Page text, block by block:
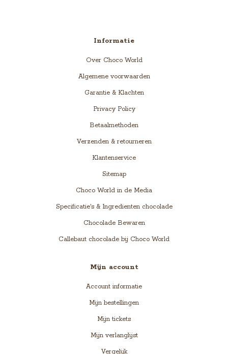
Informatie
Over Choco World
Algemene voorwaarden
Garantie & Klachten
Privacy Policy
Betaalmethoden
Verzenden & retourneren
Klantenservice
Sitemap
Choco World in de Media
Specificatie's & Ingredienten chocolade
Chocolade Bewaren
Callebaut chocolade bij Choco World
Mijn account
Account informatie
Mijn bestellingen
Mijn tickets
Mijn verlanglijst
Vergelijk